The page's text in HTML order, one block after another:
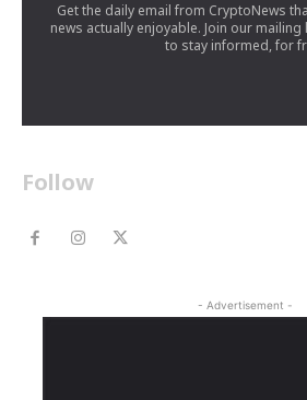
Get the daily email from CryptoNews
news actually enjoyable. Join our
to stay informed, for
Follow
- Advertisement -